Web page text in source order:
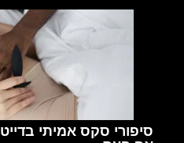
סיפורי סקס אמיתי